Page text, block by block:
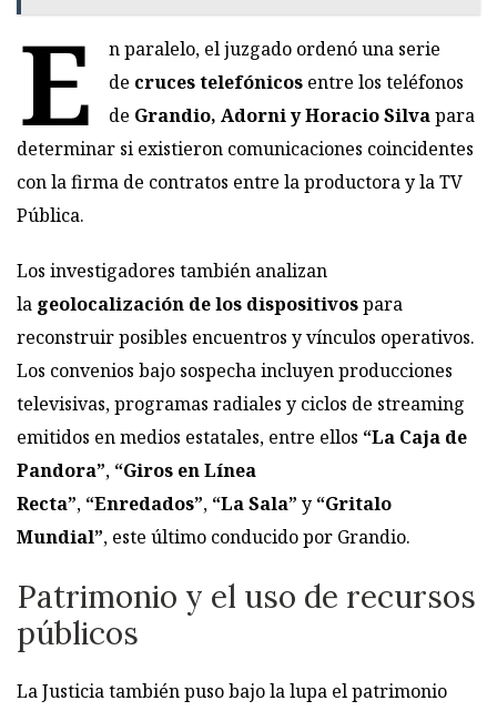
E
n paralelo, el juzgado ordenó una serie
de cruces telefónicos entre los teléfonos
de Grandio, Adorni y Horacio Silvapara
determinar si existieron comunicaciones coincidentes
con la firma de contratos entre la productora y la TV
Pública.
Los investigadores también analizan
la geolocalización de los dispositivospara
reconstruir posibles encuentros y vínculos operativos.
Los convenios bajo sospecha incluyen producciones
televisivas, programas radiales y ciclos de streaming
emitidos en medios estatales, entre ellos “La Caja de
Pandora”, “Giros en Línea
Recta”, “Enredados”, “La Sala” y “Gritalo
Mundial”, este último conducido por Grandio.
Patrimonio y el uso de recursos
públicos
La Justicia también puso bajo la lupa el patrimonio